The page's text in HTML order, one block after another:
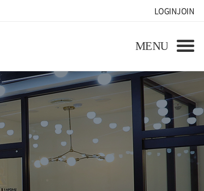
LOGINJOIN